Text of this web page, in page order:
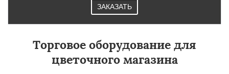
ЗАКАЗАТЬ
Торговое оборудование для
цветочного магазина